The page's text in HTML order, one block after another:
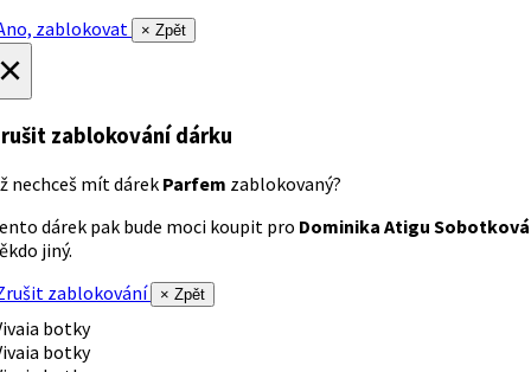
zablokovat
× Zpět
zablokování dárku
nechceš mít dárek Parfem zablokovaný?
dárek pak bude moci koupit pro Dominika Atigu Sobotková
jiný.
zablokování
× Zpět